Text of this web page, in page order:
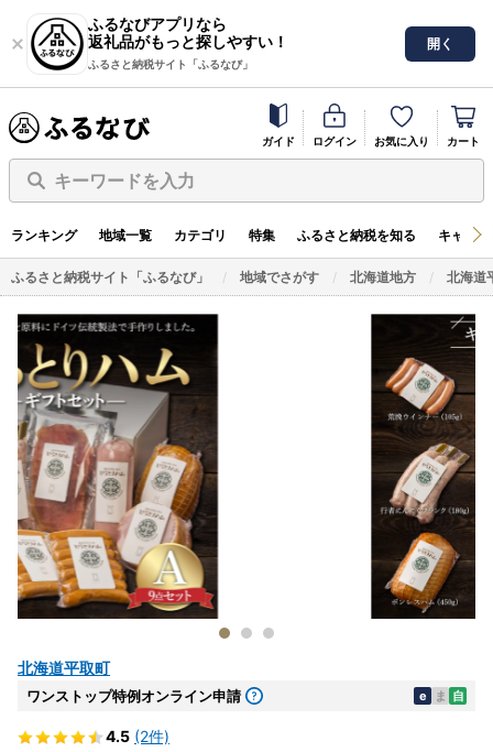
ふるなびアプリなら
返礼品がもっと探しやすい！
ふるさと納税サイト「ふるなび」
開く
ガイド ログイン お気に入り カート
キーワードを入力
ランキング 地域一覧 カテゴリ 特集 ふるさと納税を知る キャン
ふるさと納税サイト「ふるなび」 地域でさがす 北海道地方 北海道
北海道平取町
ワンストップ特例オンライン申請 e ま 自
4.5 (2件)